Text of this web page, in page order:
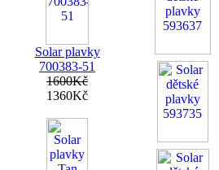
Solar plavky
700383-51
1600Kč
1360Kč